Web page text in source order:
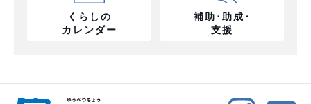
くらしの
カレンダー
補助･助成･
支援